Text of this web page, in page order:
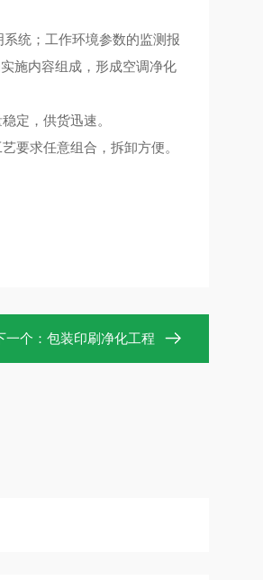
统；工作环境参数的监测报
施内容组成，形成空调净化
定，供货迅速。
要求任意组合，拆卸方便。
一个： 包装印刷净化工程